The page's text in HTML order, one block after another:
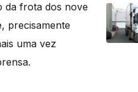
da frota dos nove
precisamente
uma vez